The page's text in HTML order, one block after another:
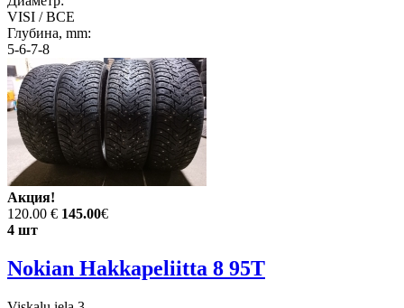
VISI / ВСЕ
Глубина, mm:
5-6-7-8
Акция!
120.00 € 145.00€
4 шт
Nokian Hakkapeliitta 8 95T